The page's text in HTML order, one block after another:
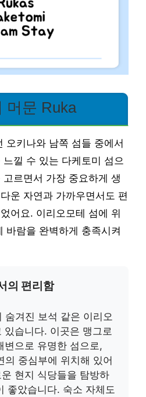
머문 Ruka
오키나와 남쪽 섬들 중에서
낄 수 있는 다케토미 섬으
르면서 가장 중요하게 생
운 자연과 가까우면서도 편
어요. 이리오모테 섬에 위
바람을 완벽하게 충족시켜
의 편리함
숨겨진 보석 같은 이리오
있습니다. 이곳은 맹그로
변으로 유명한 섬으로,
의 중심부에 위치해 있어
현지 식당들을 탐방하
좋았습니다. 숙소 자체도